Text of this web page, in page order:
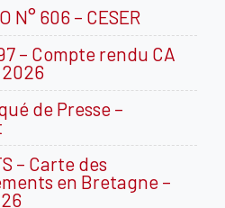
N° 606 – CESER
– Compte rendu CA
de Presse –
– Carte des
en Bretagne –